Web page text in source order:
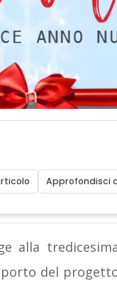
Approfondisci
alla
del